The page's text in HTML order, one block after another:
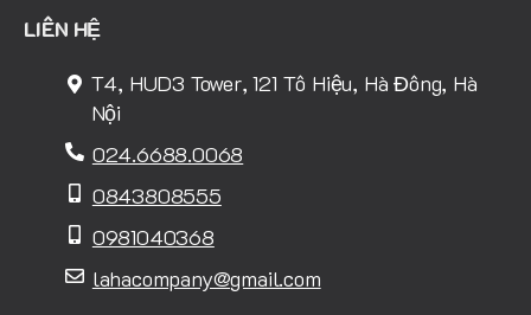
LIÊN HỆ
T4, HUD3 Tower, 121 Tô Hiệu, Hà Đông, Hà
Nội
024.6688.0068
0843808555
0981040368
lahacompany@gmail.com